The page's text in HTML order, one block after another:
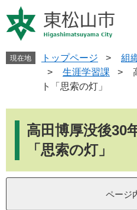
ー
ジ
ニ
ュ
現在地 トップページ > 組
>
生涯学習課 >
ト「思索の灯」
高田博厚没後30
「思索の灯」
ページ